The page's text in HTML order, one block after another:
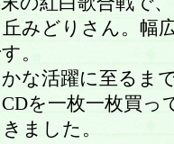
みどりさん。幅
。
な活躍に至るま
を一枚一枚買っ
ました。